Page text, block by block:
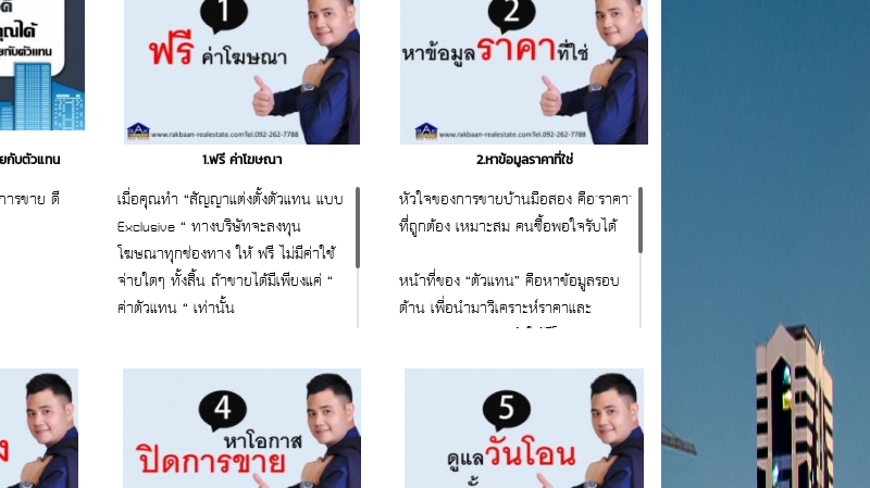
กับตัวแทน
รขาย ดี
1.ฟรี ค่าโฆษณา
เมื่อคุณทำ “สัญญาแต่งตั้งตัวแทน แบบ
Exclusive “ ทางบริษัทจะลงทุน
โฆษณาทุกช่องทาง ให้ ฟรี ไม่มีค่าใช้
จ่ายใดๆ ทั้งสิ้น ถ้าขายได้มีเพียงแค่ “
ค่าตัวแทน “ เท่านั้น
สนใจสอบถาม ขอคำแนะนำ
ฟรี 092-262-7788 www.rakbaan-
realestate.com
2.หาข้อมูลราคาที่ใช่
หัวใจของการขายบ้านมือสอง คือ"ราคา"
ที่ถูกต้อง เหมาะสม คนซื้อพอใจรับได้
หน้าที่ของ “ตัวแทน” คือหาข้อมูลรอบ
ด้าน เพื่อนำมาวิเคราะห์ราคาและ
แนวทางการตลาด ทำให้มีโอกาสขาย
ได้เร็วขึ้น
สนใจสอบถาม ขอคำแนะนำ
ฟรี 092-262-7788 www.rakbaan-
realestate.com